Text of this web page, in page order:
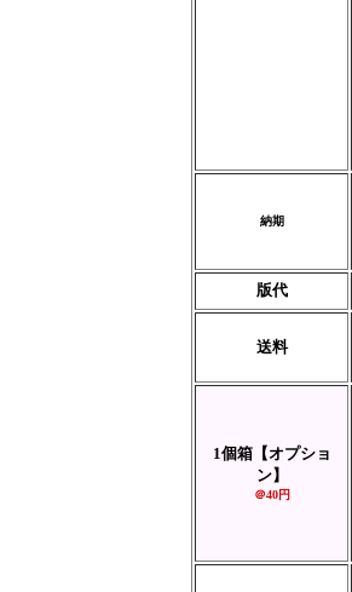
納期
版代
送料
1個箱【オプショ
ン】
＠40円